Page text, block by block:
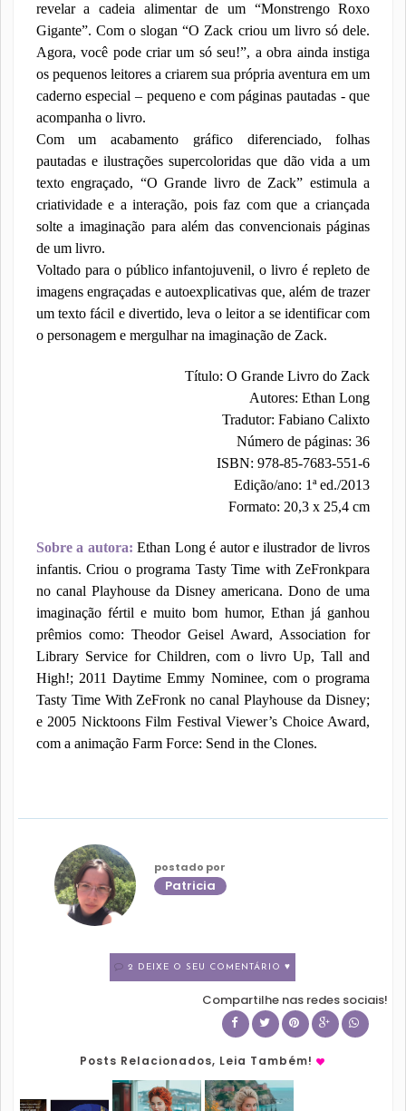
revelar a cadeia alimentar de um “Monstrengo Roxo
Gigante”. Com o slogan “O Zack criou um livro só dele.
Agora, você pode criar um só seu!”, a obra ainda instiga
os pequenos leitores a criarem sua própria aventura em um
caderno especial – pequeno e com páginas pautadas - que
acompanha o livro.
Com um acabamento gráfico diferenciado, folhas
pautadas e ilustrações supercoloridas que dão vida a um
texto engraçado, “O Grande livro de Zack” estimula a
criatividade e a interação, pois faz com que a criançada
solte a imaginação para além das convencionais páginas
de um livro.
Voltado para o público infantojuvenil, o livro é repleto de
imagens engraçadas e autoexplicativas que, além de trazer
um texto fácil e divertido, leva o leitor a se identificar com
o personagem e mergulhar na imaginação de Zack.
Título: O Grande Livro do Zack
Autores: Ethan Long
Tradutor: Fabiano Calixto
Número de páginas: 36
ISBN: 978-85-7683-551-6
Edição/ano: 1ª ed./2013
Formato: 20,3 x 25,4 cm
Sobre a autora:Ethan Long é autor e ilustrador de livros
infantis. Criou o programa Tasty Time with ZeFronkpara
no canal Playhouse da Disney americana. Dono de uma
imaginação fértil e muito bom humor, Ethan já ganhou
prêmios como: Theodor Geisel Award, Association for
Library Service for Children, com o livro Up, Tall and
High!; 2011 Daytime Emmy Nominee, com o programa
Tasty Time With ZeFronk no canal Playhouse da Disney;
e 2005 Nicktoons Film Festival Viewer’s Choice Award,
com a animação Farm Force: Send in the Clones.
postado por
Patricia
2 DEIXE O SEU COMENTÁRIO ♥
Compartilhe nas redes sociais!
Posts Relacionados, Leia Também!